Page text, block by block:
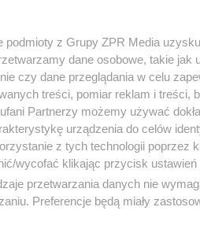
Zaczyna się na granicy
Umowę z konsorcjum firm
260 mln zł.
podmioty z Grupy ZPR Media
dane osobowe, takie jak
czy dane przeglądania w celu
treści, pomiar reklam i treści,
Partnerzy możemy używać
urządzenia do celów
z tych technologii poprzez
wycofać klikając przycisk
przetwarzania danych nie
Preferencje będą miały